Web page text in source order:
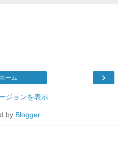
›
ホーム
ジョンを表示
by Blogger.